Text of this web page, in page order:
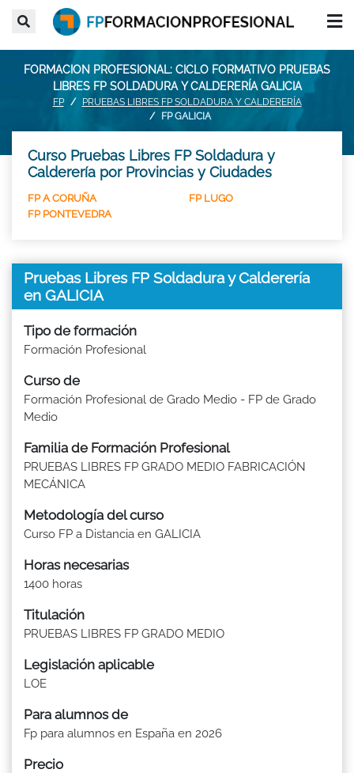
FORMACION PROFESIONAL: CICLO FORMATIVO PRUEBAS
LIBRES FP SOLDADURA Y CALDERERÍA GALICIA
FP
PRUEBAS LIBRES FP SOLDADURA Y CALDERERÍA
FP GALICIA
Curso Pruebas Libres FP Soldadura y
Calderería por Provincias y Ciudades
FP A CORUÑA
FP LUGO
FP PONTEVEDRA
Pruebas Libres FP Soldadura y Calderería
en GALICIA
Tipo de formación
Formación Profesional
Curso de
Formación Profesional de Grado Medio - FP de Grado
Medio
Familia de Formación Profesional
PRUEBAS LIBRES FP GRADO MEDIO FABRICACIÓN
MECÁNICA
Metodología del curso
Curso FP a Distancia en GALICIA
Horas necesarias
1400 horas
Titulación
PRUEBAS LIBRES FP GRADO MEDIO
Legislación aplicable
LOE
Para alumnos de
Fp para alumnos en España en 2026
Precio